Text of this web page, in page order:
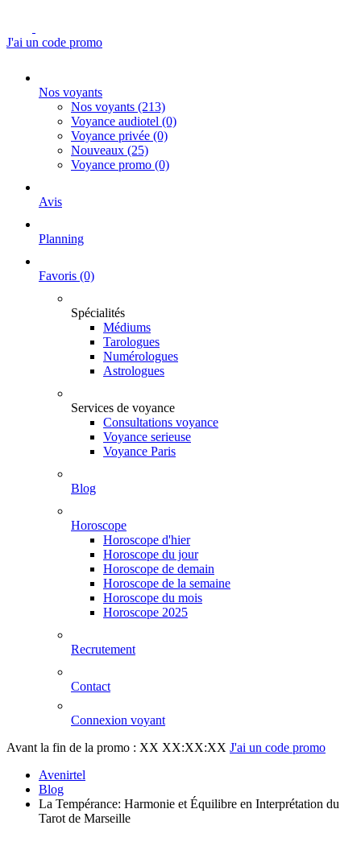
J'ai un code promo
Nos voyants
Nos voyants (213)
Voyance audiotel (0)
Voyance privée (0)
Nouveaux (25)
Voyance promo (0)
Avis
Planning
Favoris (0)
Spécialités
Médiums
Tarologues
Numérologues
Astrologues
Services de voyance
Consultations voyance
Voyance serieuse
Voyance Paris
Blog
Horoscope
Horoscope d'hier
Horoscope du jour
Horoscope de demain
Horoscope de la semaine
Horoscope du mois
Horoscope 2025
Recrutement
Contact
Connexion voyant
Avant la fin de la promo : XX XX:XX:XX J'ai un code promo
Avenirtel
Blog
La Tempérance: Harmonie et Équilibre en Interprétation du
Tarot de Marseille